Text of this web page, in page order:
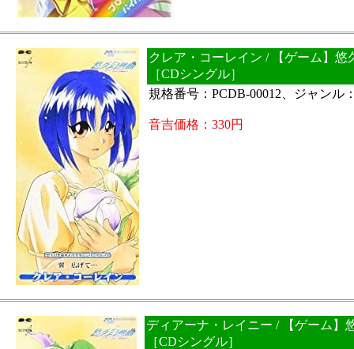
クレア・コーレイン / 【ゲーム】悠
［CDシングル］
規格番号：PCDB-00012、ジャンル
音吉価格：330円
ディアーナ・レイニー / 【ゲーム】
［CDシングル］